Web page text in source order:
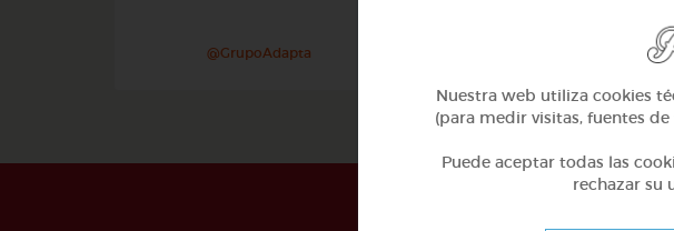
@GrupoAdapta
Nuestra web utiliza cookies
(para medir visitas, fuentes
Puede aceptar todas las
rechazar su